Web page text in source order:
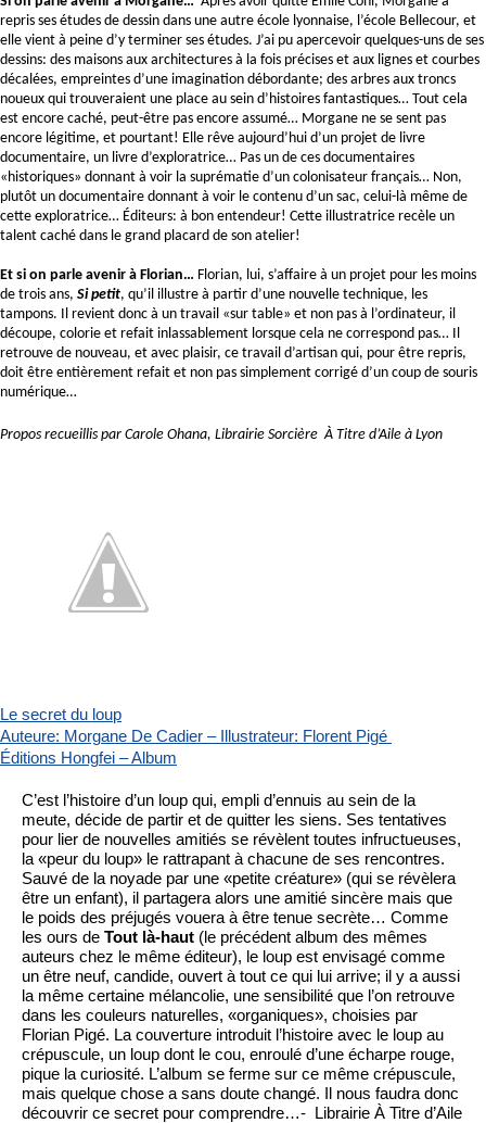
repris ses études de dessin dans une autre école lyonnaise, l’école Bellecour, et
elle vient à peine d’y terminer ses études. J’ai pu apercevoir quelques-uns de ses
dessins: des maisons aux architectures à la fois précises et aux lignes et courbes
décalées, empreintes d’une imagination débordante; des arbres aux troncs
noueux qui trouveraient une place au sein d’histoires fantastiques… Tout cela
est encore caché, peut-être pas encore assumé… Morgane ne se sent pas
encore légitime, et pourtant! Elle rêve aujourd’hui d’un projet de livre
documentaire, un livre d’exploratrice… Pas un de ces documentaires
«historiques» donnant à voir la suprématie d’un colonisateur français… Non,
plutôt un documentaire donnant à voir le contenu d’un sac, celui-là même de
cette exploratrice… Éditeurs: à bon entendeur! Cette illustratrice recèle un
talent caché dans le grand placard de son atelier!
Et si on parle avenir à Florian… Florian, lui, s’affaire à un projet pour les moins
de trois ans, Si petit, qu’il illustre à partir d’une nouvelle technique, les
tampons. Il revient donc à un travail «sur table» et non pas à l’ordinateur, il
découpe, colorie et refait inlassablement lorsque cela ne correspond pas… Il
retrouve de nouveau, et avec plaisir, ce travail d’artisan qui, pour être repris,
doit être entièrement refait et non pas simplement corrigé d’un coup de souris
numérique…
Propos recueillis par Carole Ohana, Librairie Sorcière  À Titre d’Aile à Lyon
Le secret du loup
Auteure: Morgane De Cadier – Illustrateur: Florent Pigé
Éditions Hongfei – Album
C’est l’histoire d’un loup qui, empli d’ennuis au sein de la
meute, décide de partir et de quitter les siens. Ses tentatives
pour lier de nouvelles amitiés se révèlent toutes infructueuses,
la «peur du loup» le rattrapant à chacune de ses rencontres.
Sauvé de la noyade par une «petite créature» (qui se révèlera
être un enfant), il partagera alors une amitié sincère mais que
le poids des préjugés vouera à être tenue secrète… Comme
les ours de Tout là-haut (le précédent album des mêmes
auteurs chez le même éditeur), le loup est envisagé comme
un être neuf, candide, ouvert à tout ce qui lui arrive; il y a aussi
la même certaine mélancolie, une sensibilité que l’on retrouve
dans les couleurs naturelles, «organiques», choisies par
Florian Pigé. La couverture introduit l’histoire avec le loup au
crépuscule, un loup dont le cou, enroulé d’une écharpe rouge,
pique la curiosité. L’album se ferme sur ce même crépuscule,
mais quelque chose a sans doute changé. Il nous faudra donc
découvrir ce secret pour comprendre…-  Librairie À Titre d’Aile